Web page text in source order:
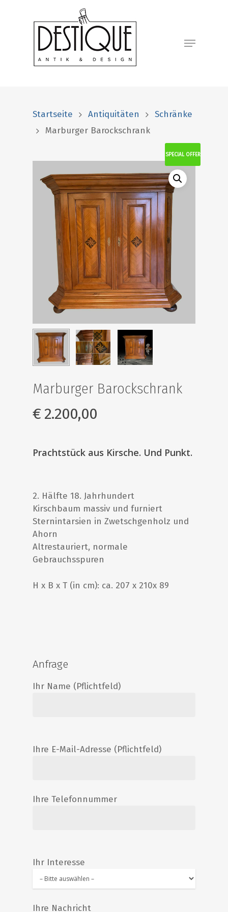
Startseite Antiquitäten
Schränke
Marburger Barockschrank
SPECIAL OFFER
Marburger Barockschrank
€2.200,00
Prachtstück aus Kirsche. Und Punkt.
2. Hälfte 18. Jahrhundert
Kirschbaum massiv und furniert
Sternintarsien in Zwetschgenholz und
Ahorn
Altrestauriert, normale
Gebrauchsspuren
H x B x T (in cm): ca. 207 x 210x 89
Anfrage
Ihr Name (Pflichtfeld)
Ihre E-Mail-Adresse (Pflichtfeld)
Ihre Telefonnummer
Ihr Interesse
Ihre Nachricht